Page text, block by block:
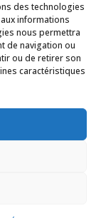
des technologies
informations
nous permettra
de navigation ou
ou de retirer son
caractéristiques
sera